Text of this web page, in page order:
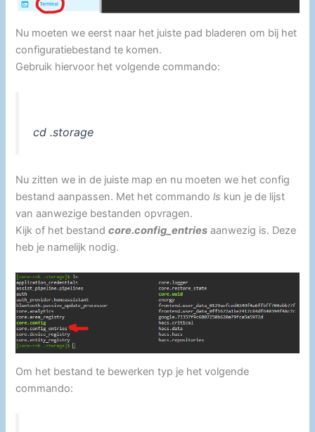
Nu moeten we eerst naar het juiste pad bladeren om bij het
configuratiebestand te komen.
Gebruik hiervoor het volgende commando:
cd .storage
Nu zitten we in de juiste map en nu moeten we het config
bestand aanpassen. Met het commandols kun je de lijst
van aanwezige bestanden opvragen.
Kijk of het bestandcore.config_entries aanwezig is. Deze
heb je namelijk nodig.
Om het bestand te bewerken typ je het volgende
commando: